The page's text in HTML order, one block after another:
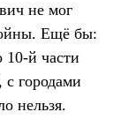
не мог
Ещё бы:
й части
с городами
нельзя.